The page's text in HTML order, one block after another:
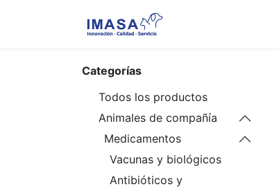
Categorías
Todos los productos
Animales de compañía
Medicamentos
Vacunas y biológicos
Antibióticos y